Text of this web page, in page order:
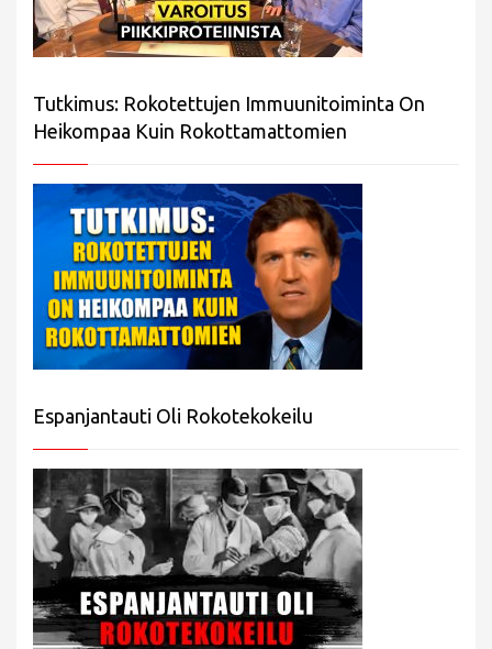
Tutkimus: Rokotettujen Immuunitoiminta On
Heikompaa Kuin Rokottamattomien
Espanjantauti Oli Rokotekokeilu